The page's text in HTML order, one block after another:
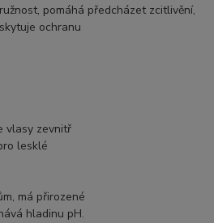
pomáhá předcházet zcitlivění,
ochranu
vlasy zevnitř
lesklé
má přirozené
hladinu pH.